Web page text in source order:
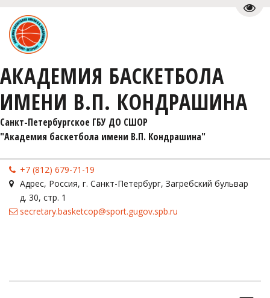
АКАДЕМИЯ БАСКЕТБОЛА
ИМЕНИ В.П. КОНДРАШИНА
Санкт-Петербургское ГБУ ДО СШОР
"Академия баскетбола имени В.П. Кондрашина"
+7 (812) 679-71-19
Адрес, Россия, г. Санкт-Петербург, Загребский бульвар
д. 30, стр. 1
secretary.basketcop@sport.gugov.spb.ru